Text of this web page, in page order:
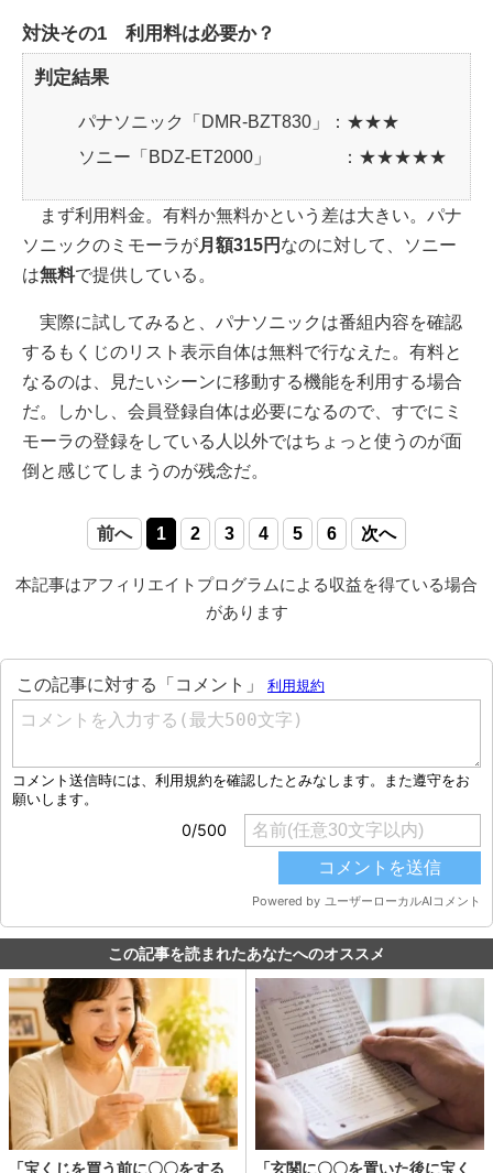
対決その1 利用料は必要か？
判定結果
パナソニック「DMR-BZT830」：★★★
ソニー「BDZ-ET2000」 ：★★★★★
まず利用料金。有料か無料かという差は大きい。パナ
ソニックのミモーラが月額315円 なのに対して、ソニー
は無料で提供している。
実際に試してみると、パナソニックは番組内容を確認
するもくじのリスト表示自体は無料で行なえた。有料と
なるのは、見たいシーンに移動する機能を利用する場合
だ。しかし、会員登録自体は必要になるので、すでにミ
モーラの登録をしている人以外ではちょっと使うのが面
倒と感じてしまうのが残念だ。
前へ 1 2 3 4 5 6 次へ
本記事はアフィリエイトプログラムによる収益を得ている場合
があります
この記事を読まれたあなたへのオススメ
「宝くじを買う前に〇〇をする 「玄関に〇〇を置いた後に宝く